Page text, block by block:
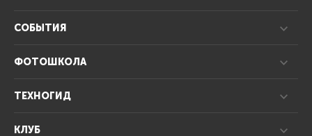
СОБЫТИЯ
ФОТОШКОЛА
ТЕХНОГИД
КЛУБ